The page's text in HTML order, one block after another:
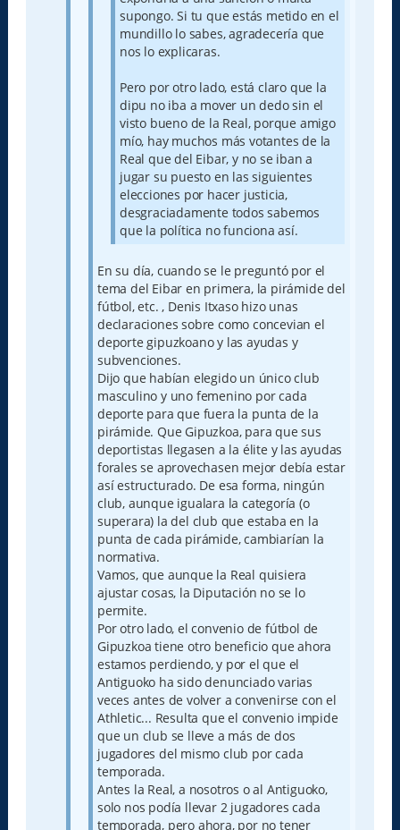
supongo. Si tu que estás metido en el
mundillo lo sabes, agradecería que
nos lo explicaras.
Pero por otro lado, está claro que la
dipu no iba a mover un dedo sin el
visto bueno de la Real, porque amigo
mío, hay muchos más votantes de la
Real que del Eibar, y no se iban a
jugar su puesto en las siguientes
elecciones por hacer justicia,
desgraciadamente todos sabemos
que la política no funciona así.
En su día, cuando se le preguntó por el
tema del Eibar en primera, la pirámide del
fútbol, etc. , Denis Itxaso hizo unas
declaraciones sobre como concevian el
deporte gipuzkoano y las ayudas y
subvenciones.
Dijo que habían elegido un único club
masculino y uno femenino por cada
deporte para que fuera la punta de la
pirámide. Que Gipuzkoa, para que sus
deportistas llegasen a la élite y las ayudas
forales se aprovechasen mejor debía estar
así estructurado. De esa forma, ningún
club, aunque igualara la categoría (o
superara) la del club que estaba en la
punta de cada pirámide, cambiarían la
normativa.
Vamos, que aunque la Real quisiera
ajustar cosas, la Diputación no se lo
permite.
Por otro lado, el convenio de fútbol de
Gipuzkoa tiene otro beneficio que ahora
estamos perdiendo, y por el que el
Antiguoko ha sido denunciado varias
veces antes de volver a convenirse con el
Athletic... Resulta que el convenio impide
que un club se lleve a más de dos
jugadores del mismo club por cada
temporada.
Antes la Real, a nosotros o al Antiguoko,
solo nos podía llevar 2 jugadores cada
temporada, pero ahora, por no tener